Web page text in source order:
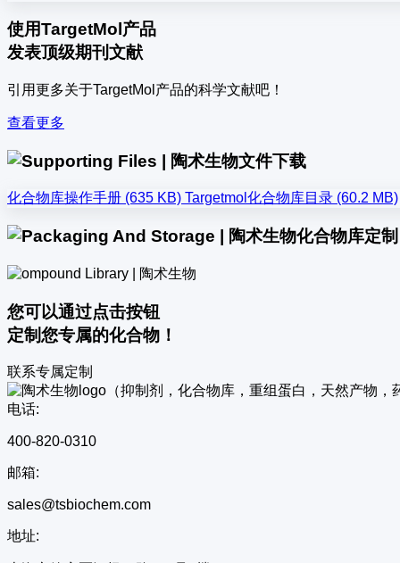
使用TargetMol产品
发表顶级期刊文献
引用更多关于TargetMol产品的科学文献吧！
查看更多
文件下载
化合物库操作手册 (635 KB) Targetmol化合物库目录 (60.2 MB)
化合物库定制
您可以通过点击按钮
定制您专属的化合物！
联系专属定制
电话:
400-820-0310
邮箱:
sales@tsbiochem.com
地址: